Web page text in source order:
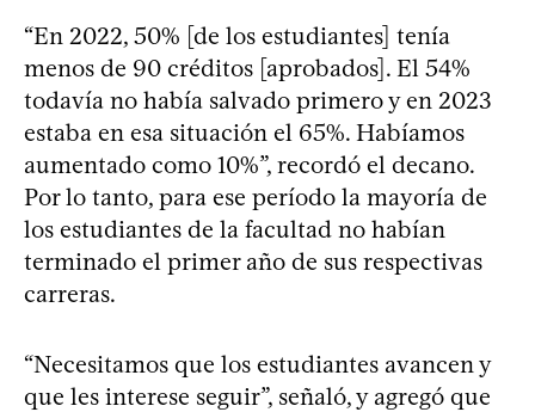
“En 2022, 50% [de los estudiantes] tenía
menos de 90 créditos [aprobados]. El 54%
todavía no había salvado primero y en 2023
estaba en esa situación el 65%. Habíamos
aumentado como 10%”, recordó el decano.
Por lo tanto, para ese período la mayoría de
los estudiantes de la facultad no habían
terminado el primer año de sus respectivas
carreras.
“Necesitamos que los estudiantes avancen y
que les interese seguir”, señaló, y agregó que